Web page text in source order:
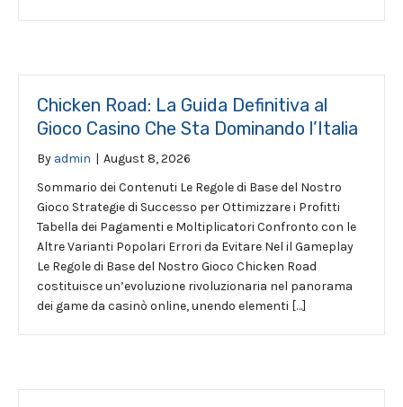
Chicken Road: La Guida Definitiva al
Gioco Casino Che Sta Dominando l’Italia
By admin | August 8, 2026
Sommario dei Contenuti Le Regole di Base del Nostro
Gioco Strategie di Successo per Ottimizzare i Profitti
Tabella dei Pagamenti e Moltiplicatori Confronto con le
Altre Varianti Popolari Errori da Evitare Nel il Gameplay
Le Regole di Base del Nostro Gioco Chicken Road
costituisce un’evoluzione rivoluzionaria nel panorama
dei game da casinò online, unendo elementi […]